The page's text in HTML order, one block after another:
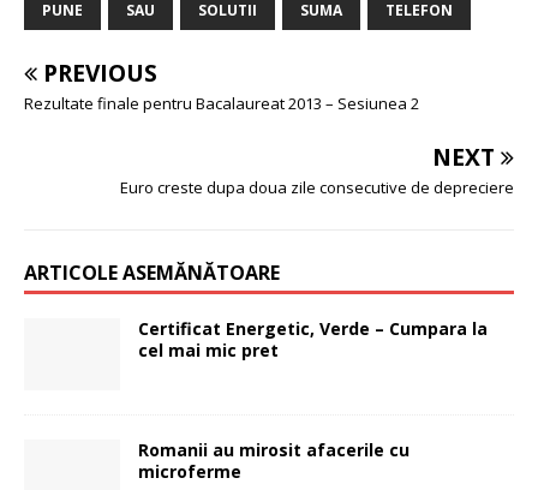
PUNE SAU SOLUTII SUMA TELEFON
PREVIOUS
Rezultate finale pentru Bacalaureat 2013 – Sesiunea 2
NEXT
Euro creste dupa doua zile consecutive de depreciere
ARTICOLE ASEMĂNĂTOARE
Certificat Energetic, Verde – Cumpara la
cel mai mic pret
Romanii au mirosit afacerile cu
microferme